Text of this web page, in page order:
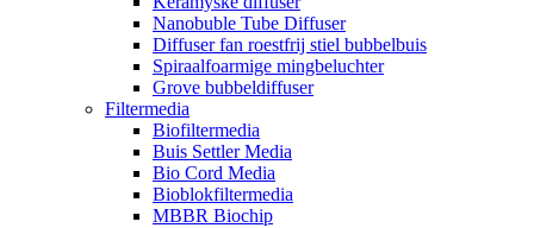
Nanobuble Tube Diffuser
Diffuser fan roestfrij stiel bubbelbuis
Spiraalfoarmige mingbeluchter
Grove bubbeldiffuser
Filtermedia
Biofiltermedia
Buis Settler Media
Bio Cord Media
Bioblokfiltermedia
MBBR Biochip